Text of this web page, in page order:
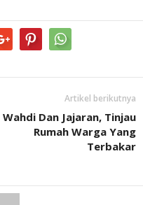
Artikel berikutnya
Wahdi Dan Jajaran, Tinjau
Rumah Warga Yang
Terbakar